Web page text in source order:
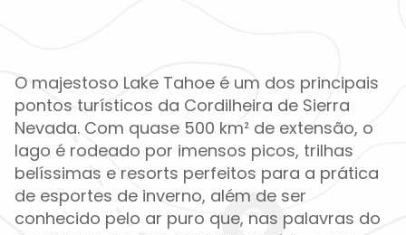
O majestoso Lake Tahoe é um dos principais
pontos turísticos da Cordilheira de Sierra
Nevada. Com quase 500 km² de extensão, o
lago é rodeado por imensos picos, trilhas
belíssimas e resorts perfeitos para a prática
de esportes de inverno, além de ser
conhecido pelo ar puro que, nas palavras do